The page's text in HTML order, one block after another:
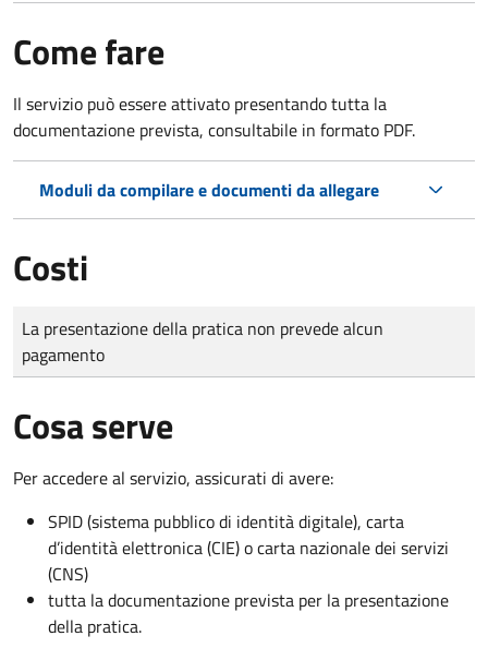
Come fare
Il servizio può essere attivato presentando tutta la
documentazione prevista, consultabile in formato PDF.
Moduli da compilare e documenti da allegare
Costi
Tipo di pagamento
Importo
La presentazione della pratica non prevede alcun
pagamento
Cosa serve
Per accedere al servizio, assicurati di avere:
SPID (sistema pubblico di identità digitale), carta
d’identità elettronica (CIE) o carta nazionale dei servizi
(CNS)
tutta la documentazione prevista per la presentazione
della pratica.